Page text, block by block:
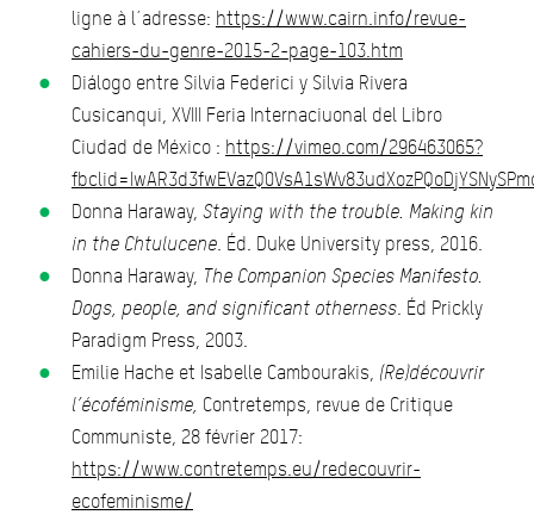
ligne à l´adresse: https://www.cairn.info/revue-
cahiers-du-genre-2015-2-page-103.htm
Diálogo entre Silvia Federici y Silvia Rivera
Cusicanqui, XVIII Feria Internaciuonal del Libro
Ciudad de México : https://vimeo.com/296463065?
Donna Haraway, Staying with the trouble. Making kin
in the Chtulucene. Éd. Duke University press, 2016.
Donna Haraway, The Companion Species Manifesto.
Dogs, people, and significant otherness. Éd Prickly
Paradigm Press, 2003.
Emilie Hache et Isabelle Cambourakis, (Re)découvrir
l’écoféminisme, Contretemps, revue de Critique
Communiste, 28 février 2017:
https://www.contretemps.eu/redecouvrir-
ecofeminisme/